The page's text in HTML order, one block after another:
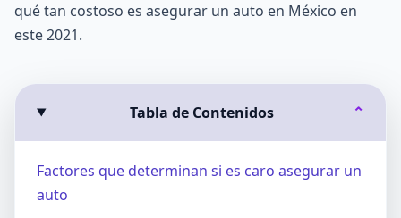
qué tan costoso es asegurar un auto en México en
este 2021.
Tabla de Contenidos ⌄
Factores que determinan si es caro asegurar un
auto